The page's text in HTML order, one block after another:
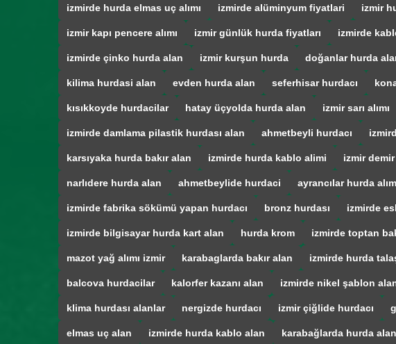
izmirde hurda elmas uç alımı izmirde alüminyum fiyatlari izmir
izmir kapı pencere alımı izmir günlük hurda fiyatları izmirde
izmirde çinko hurda alan izmir kurşun hurda doğanlar hurda
kilima hurdasi alan evden hurda alan seferhisar hurdacı
kısıkkoyde hurdacilar hatay üçyolda hurda alan izmir sarı alımı
izmirde damlama pilastik hurdası alan ahmetbeyli hurdacı
karsıyaka hurda bakır alan izmirde hurda kablo alimi izmir
narlıdere hurda alan ahmetbeylide hurdaci ayrancılar hurda
izmirde fabrika sökümü yapan hurdacı bronz hurdası izmirde
izmirde bilgisayar hurda kart alan hurda krom izmirde toptan
mazot yağ alımı izmir karabaglarda bakır alan izmirde hurda
balcova hurdacilar kalorfer kazanı alan izmirde nikel şablon
klima hurdası alanlar nergizde hurdacı izmir çiğlide hurdacı
elmas uç alan izmirde hurda kablo alan karabağlarda hurda alan